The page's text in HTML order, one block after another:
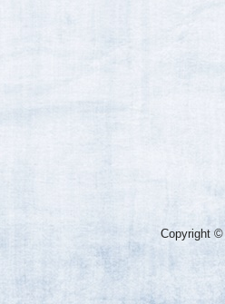
Copyright ©